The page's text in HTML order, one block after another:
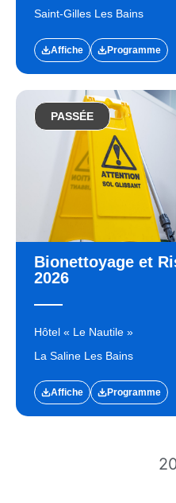
Saint-Gilles Les Bains
Affiche Programme
PASSÉE
Bionettoyage et
2026
Hôtel « Le Nautile »
La Saline Les Bains
Affiche Programme